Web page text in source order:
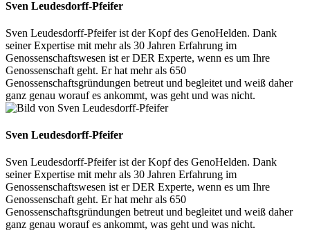
Sven Leudesdorff-Pfeifer
Sven Leudesdorff-Pfeifer ist der Kopf des GenoHelden. Dank
seiner Expertise mit mehr als 30 Jahren Erfahrung im
Genossenschaftswesen ist er DER Experte, wenn es um Ihre
Genossenschaft geht. Er hat mehr als 650
Genossenschaftsgründungen betreut und begleitet und weiß daher
ganz genau worauf es ankommt, was geht und was nicht.
Sven Leudesdorff-Pfeifer
Sven Leudesdorff-Pfeifer ist der Kopf des GenoHelden. Dank
seiner Expertise mit mehr als 30 Jahren Erfahrung im
Genossenschaftswesen ist er DER Experte, wenn es um Ihre
Genossenschaft geht. Er hat mehr als 650
Genossenschaftsgründungen betreut und begleitet und weiß daher
ganz genau worauf es ankommt, was geht und was nicht.